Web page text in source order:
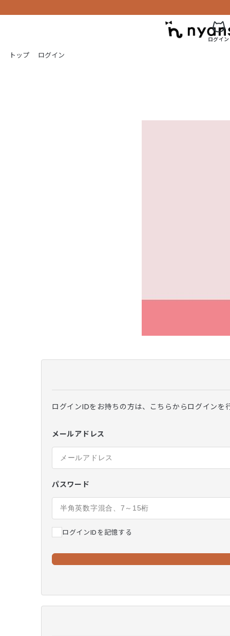
ログイン
トップ ログイン
ログインIDをお持ちの方は、こちらからログインを
メールアドレス
パスワード
ログインIDを記憶する